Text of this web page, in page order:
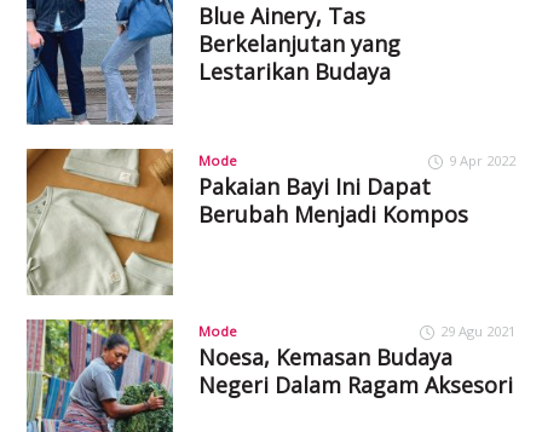
Blue Ainery, Tas
Berkelanjutan yang
Lestarikan Budaya
Mode 9 Apr 2022
Pakaian Bayi Ini Dapat
Berubah Menjadi Kompos
Mode 29 Agu 2021
Noesa, Kemasan Budaya
Negeri Dalam Ragam Aksesori